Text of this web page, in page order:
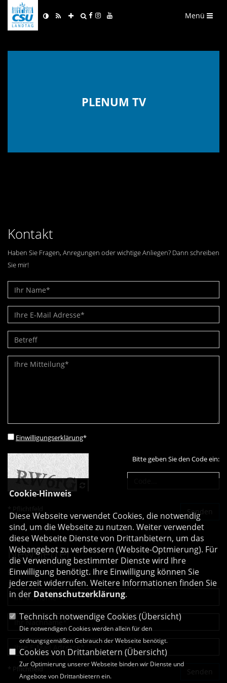
Menü
PLENUM TV
Kontakt
Haben Sie Fragen, Anregungen oder wichtige Anliegen? Dann schreiben
Sie mir!
Einwilligungserklärung*
Bitte geben Sie den Code ein:
* Pflichtfeld
Newsletter
Erhalten Sie Neuigkeiten aus dem Landtag und der Region.
* Pflichtfeld
Cookie-Hinweis
Diese Webseite verwendet Cookies, die notwendig
sind, um die Webseite zu nutzen. Weiter verwendet
diese Webseite Dienste von Drittanbietern, um das
Webangebot zu verbessern (Website-Optmierung). Für
die Verwendung bestimmter Dienste wird Ihre
Einwilligung benötigt. Ihre Einwilligung können Sie
jederzeit widerrufen. Weitere Informationen finden Sie
in der Datenschutzerklärung.
Technisch notwendige Cookies (Übersicht)
Die notwendigen Cookies werden allein für den
ordnungsgemäßen Gebrauch der Webseite benötigt.
Cookies von Drittanbietern (Übersicht)
Zur Optimierung unserer Webseite binden wir Dienste und
Angebote von Drittanbietern ein.